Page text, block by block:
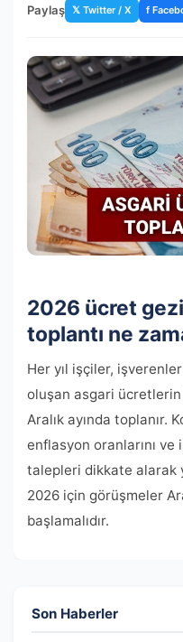
Paylaş 𝕏 Twitter / X f
2026 ücret
toplantı ne
Her yıl işçiler,
oluşan asgari
Aralık ayında toplanır.
enflasyon oranlarını
talepleri dikkate alarak
2026 için görüşmeler
başlamalıdır.
Son Haberler